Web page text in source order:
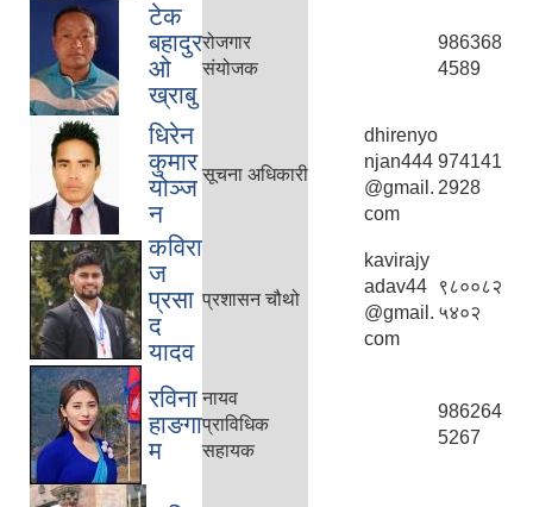
टेक
बहादुर
ओ
ख्राबु
रोजगार
संयोजक
986368
4589
धिरेन
कुमार
योञ्‍ज
न
सूचना अधिकारी
dhirenyo
njan444
@gmail.
com
974141
2928
कविरा
ज
प्रसा
द
यादव
प्रशासन चौथो
kavirajy
adav44
@gmail.
com
९८००८२
५४०२
रविना
हाङगा
म
नायव
प्राविधिक
सहायक
986264
5267